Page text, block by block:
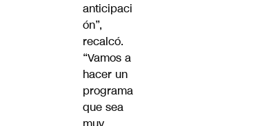
anticipaci
ón”,
recalcó.
“Vamos a
hacer un
programa
que sea